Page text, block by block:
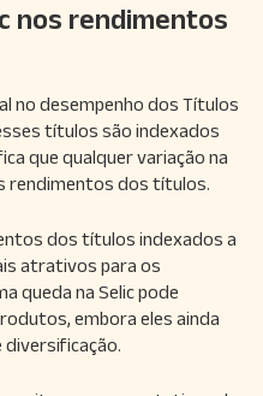
nos rendimentos
no desempenho dos Títulos
títulos são indexados
que qualquer variação na
rendimentos dos títulos.
dos títulos indexados a
atrativos para os
queda na Selic pode
embora eles ainda
diversificação.